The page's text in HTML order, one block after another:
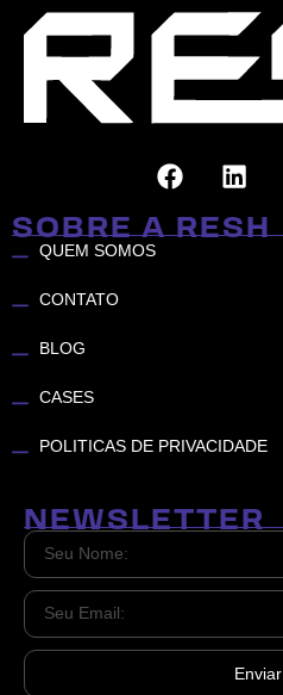
SOBRE A RESH
QUEM SOMOS
CONTATO
BLOG
CASES
POLITICAS DE PRIVACIDADE
NEWSLETTER
Enviar